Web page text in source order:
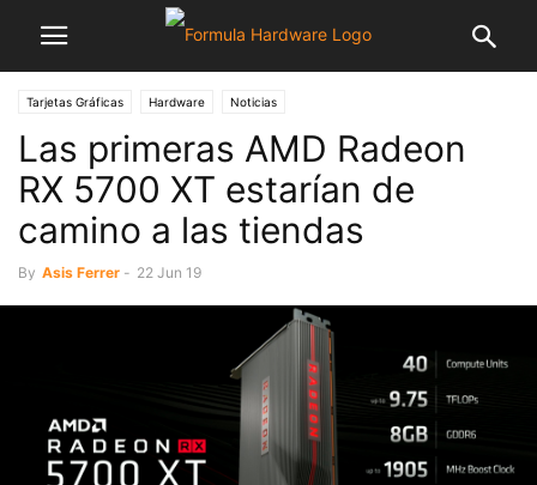
Tarjetas Gráficas Hardware Noticias
Las primeras AMD Radeon
RX 5700 XT estarían de
camino a las tiendas
By Asis Ferrer - 22 Jun 19